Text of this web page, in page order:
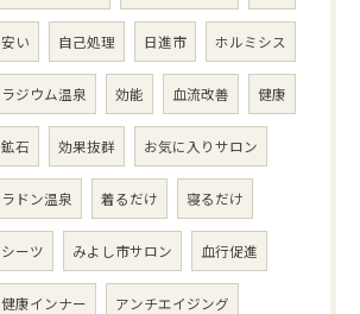
安い 自己処理 日進市 ホルミシス
ラジウム温泉 効能 血流改善 健康
鉱石 効果抜群 お気に入りサロン
ラドン温泉 着るだけ 寝るだけ
シーツ みよし市サロン 血行促進
健康インナー アンチエイジング